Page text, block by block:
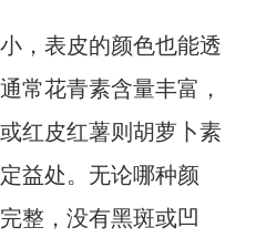
，表皮的颜色也能透
常花青素含量丰富，
红皮红薯则胡萝卜素
益处。无论哪种颜
整，没有黑斑或凹